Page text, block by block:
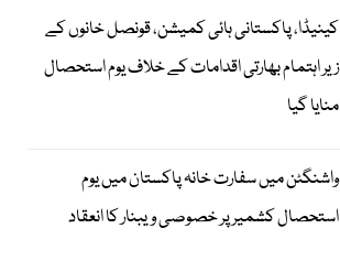
کینیڈا، پاکستانی ہائی کمیشن، قونصل خانوں کے
زیر اہتمام بھارتی اقدامات کے خلاف یوم استحصال
منایا گیا
واشنگٹن میں سفارت خانہ پاکستان میں یوم
استحصال کشمیر پر خصوصی ویبنار کا انعقاد